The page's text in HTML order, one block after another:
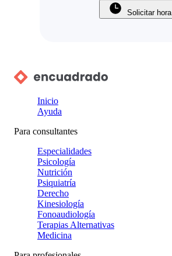
Solicitar hora
Inicio
Ayuda
Para consultantes
Especialidades
Psicología
Nutrición
Psiquiatría
Derecho
Kinesiología
Fonoaudiología
Terapias Alternativas
Medicina